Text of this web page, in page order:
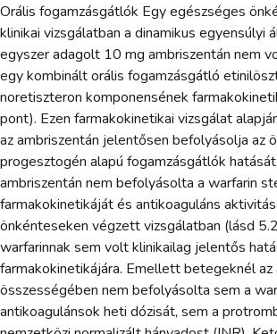
Orális fogamzásgátlók Egy egészséges
klinikai vizsgálatban a dinamikus egyensúlyi
egyszer adagolt 10 mg ambriszentán nem
egy kombinált orális fogamzásgátló
noretiszteron komponensének
pont). Ezen farmakokinetikai vizsgálat
az ambriszentán jelentősen befolyásolja az
progesztogén alapú fogamzásgátlók
ambriszentán nem befolyásolta a warfarin
farmakokinetikáját és antikoaguláns
önkénteseken végzett vizsgálatban (lásd
warfarinnak sem volt klinikailag jelentős
farmakokinetikájára. Emellett betegeknél az
összességében nem befolyásolta sem a
antikoagulánsok heti dózisát, sem a